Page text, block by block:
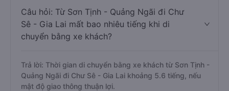
Câu hỏi: Từ Sơn Tịnh - Quảng Ngãi đi Chư
Sê - Gia Lai mất bao nhiêu tiếng khi di
chuyển bằng xe khách?
Trả lời: Thời gian di chuyển bằng xe khách từ Sơn Tịnh -
Quảng Ngãi đi Chư Sê - Gia Lai khoảng 5.6 tiếng, nếu
mật độ giao thông thuận lợi.